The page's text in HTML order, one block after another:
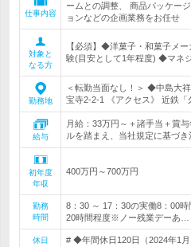
仕事内容
ームとの調整、 商品パッケー
ョンなどの企画業務をお任せ
対象と
なる方
【必須】◆洋菓子・和菓子メ
験(目安として1年程度) ◆マネ
勤務地
＜転勤当面なし！＞ ◆中島大
宝寺2-2-1 《アクセス》 近鉄「
給与
月給：33万円～＋諸手当＋賞
ルを踏まえ、当社規定に基づ
初年度
年収
400万円～700万円
勤務
時間
8：30 ～ 17：30の実働8：00
20時間程度※ノー残業デーあ…
休日
# ◆年間休日120日（2024年1